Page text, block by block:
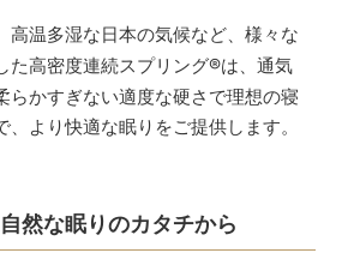
高温多湿な日本の気候など、様々な
た高密度連続スプリング®は、通気
らかすぎない適度な硬さで理想の寝
より快適な眠りをご提供します。
然な眠りのカタチから